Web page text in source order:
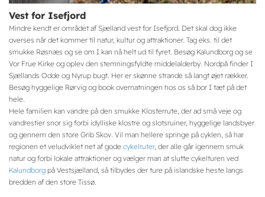
Vest for Isefjord
Mindre kendt er området af Sjælland vest for Isefjord. Det skal dog ikke
overses når det kommer til natur, kultur og attraktioner. Tag eks. til det
smukke Røsnæs og se om I kan nå helt ud til fyret. Besøg Kalundborg og se
Vor Frue Kirke og oplev den stemningsfyldte middelalderby. Nordpå finder I
Sjællands Odde og Nyrup bugt. Her er skønne strande så langt øjet rækker.
Besøg hyggelige Rørvig og book overnatningen hos os så bor I tæt på det
hele.
Hele familien kan vandre på den smukke Klosterrute, der ad små veje og
vandrestier snor sig forbi idylliske klostre og slotsruiner, hyggelige landsbyer
og gennem den store Grib Skov. Vil man hellere springe på cyklen, så har
regionen et veludviklet net af gode cykelruter, der alle går igennem smuk
natur og forbi lokale attraktioner og vælger man at slutte cykelturen ved
Kalundborg på Vestsjælland, så tilbydes der ture på islandske heste langs
bredden af den store Tissø.